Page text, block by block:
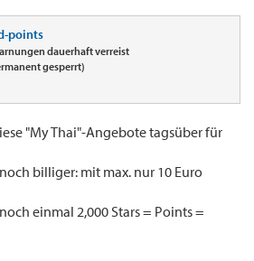
points
dauerhaft verreist
gesperrt)
"My Thai"-Angebote tagsüber für
billiger: mit max. nur 10 Euro
einmal 2,000 Stars = Points =